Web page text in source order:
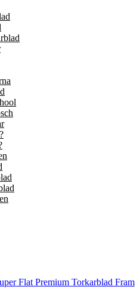
Flat Premium Torkarblad Fram